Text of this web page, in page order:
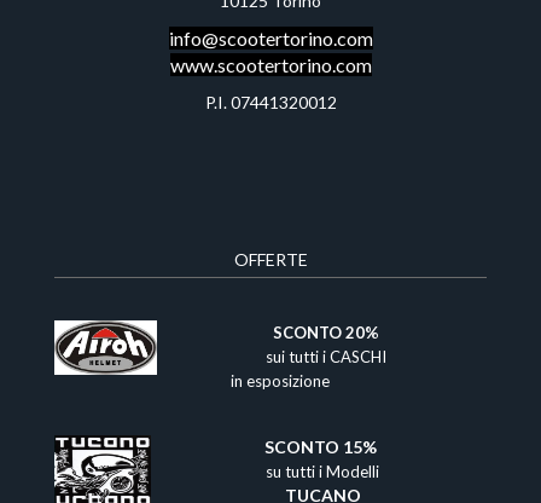
info@scootertorino.com
www.scootertorino.com
P.I. 07441320012
OFFERTE
SCONTO 20%
sui tutti i CASCHI
in esposizione
SCONTO 15%​
su tutti i Modelli
TUCANO